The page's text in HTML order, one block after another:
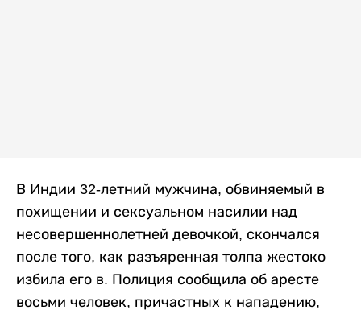
В Индии 32-летний мужчина, обвиняемый в
похищении и сексуальном насилии над
несовершеннолетней девочкой, скончался
после того, как разъяренная толпа жестоко
избила его в. Полиция сообщила об аресте
восьми человек, причастных к нападению,